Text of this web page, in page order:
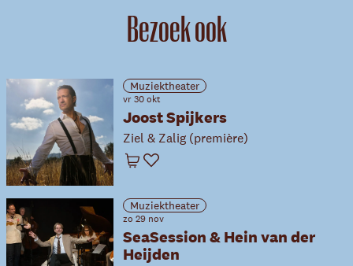
Bezoek ook
Muziektheater
vr 30 okt
Joost Spijkers
Ziel & Zalig (première)
Winkelwagen
Favoriet
Muziektheater
zo 29 nov
SeaSession & Hein van der
Heijden